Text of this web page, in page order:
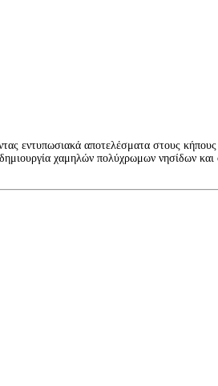
εντυπωσιακά αποτελέσματα στους
χαμηλών πολύχρωμων νησίδων